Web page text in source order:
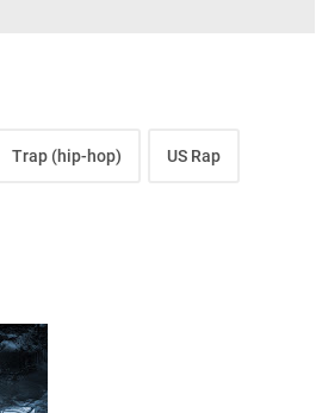
Trap (hip-hop) US Rap